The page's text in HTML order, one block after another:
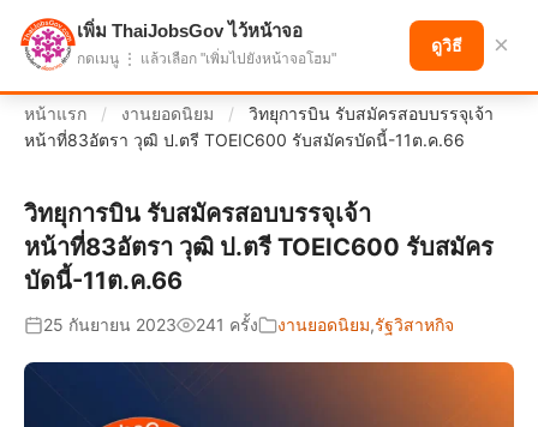
แบ่งปันโอกาส เพื่ออนาคตที่ก้าวหน้า
หน้าแรก / งานยอดนิยม /
วิทยุการบิน รับสมัครสอบบรรจุเจ้า
หน้าที่83อัตรา วุฒิ ป.ตรี TOEIC600 รับสมัครบัดนี้-11ต.ค.66
วิทยุการบิน รับสมัครสอบบรรจุเจ้า
หน้าที่83อัตรา วุฒิ ป.ตรี TOEIC600 รับสมัคร
บัดนี้-11ต.ค.66
25 กันยายน 2023 241 ครั้ง งานยอดนิยม,รัฐวิสาหกิจ
เพิ่ม ThaiJobsGov ไว้หน้าจอ
กดเมนู ⋮ แล้วเลือก "เพิ่มไปยังหน้าจอโฮม"
ดูวิธี ×